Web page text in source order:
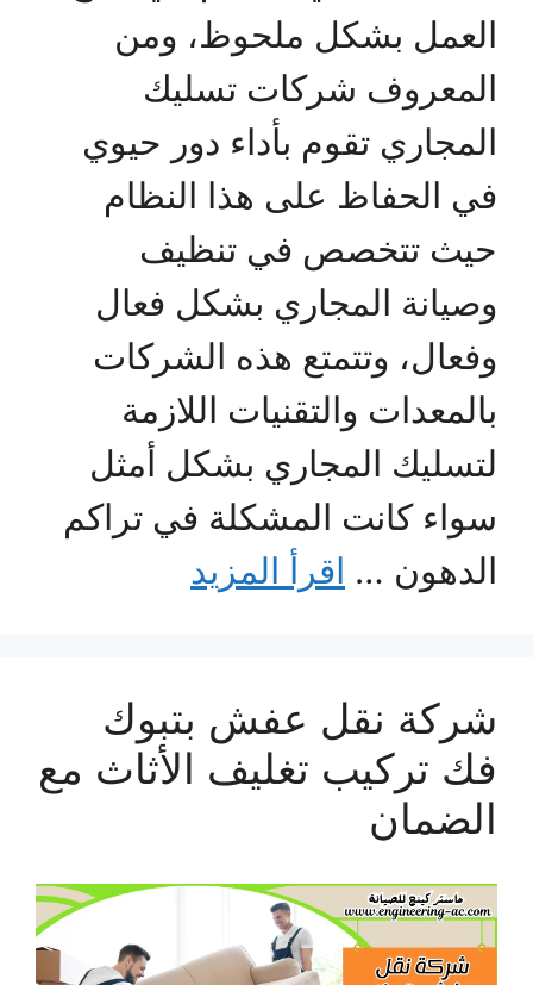
العمل بشكل ملحوظ، ومن
المعروف شركات تسليك
المجاري تقوم بأداء دور حيوي
في الحفاظ على هذا النظام
حيث تتخصص في تنظيف
وصيانة المجاري بشكل فعال
وفعال، وتتمتع هذه الشركات
بالمعدات والتقنيات اللازمة
لتسليك المجاري بشكل أمثل
سواء كانت المشكلة في تراكم
الدهون … اقرأ المزيد
شركة نقل عفش بتبوك
فك تركيب تغليف الأثاث مع
الضمان